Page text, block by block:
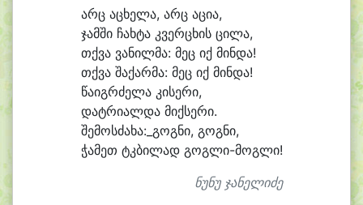
არც აცხელა, არც აცია,
ჯამში ჩახტა კვერცხის ცილა,
თქვა ვანილმა: მეც იქ მინდა!
თქვა შაქარმა: მეც იქ მინდა!
წაიგრძელა კისერი,
დატრიალდა მიქსერი.
შემოსძახა:_გოგნი, გოგნი,
ჭამეთ ტკბილად გოგლი-მოგლი!
ნუნუ ჯანელიძე